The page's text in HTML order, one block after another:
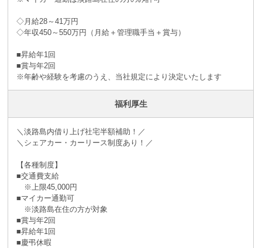
◇月給28～41万円
◇年収450～550万円（月給＋管理職手当＋賞与）
■昇給年1回
■賞与年2回
※年齢や経験を考慮のうえ、当社規定により決定いたします
福利厚生
＼淡路島内借り上げ社宅半額補助！／
＼シェアカー・カーリース制度あり！／
【各種制度】
■交通費支給
※上限45,000円
■マイカー通勤可
※淡路島在住の方が対象
■賞与年2回
■昇給年1回
■慶弔休暇